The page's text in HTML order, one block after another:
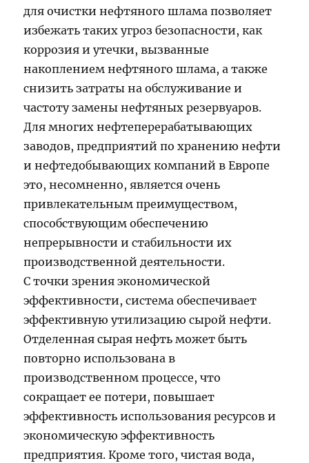
для очистки нефтяного шлама позволяет
избежать таких угроз безопасности, как
коррозия и утечки, вызванные
накоплением нефтяного шлама, а также
снизить затраты на обслуживание и
частоту замены нефтяных резервуаров.
Для многих нефтеперерабатывающих
заводов, предприятий по хранению нефти
и нефтедобывающих компаний в Европе
это, несомненно, является очень
привлекательным преимуществом,
способствующим обеспечению
непрерывности и стабильности их
производственной деятельности.
С точки зрения экономической
эффективности, система обеспечивает
эффективную утилизацию сырой нефти.
Отделенная сырая нефть может быть
повторно использована в
производственном процессе, что
сокращает ее потери, повышает
эффективность использования ресурсов и
экономическую эффективность
предприятия. Кроме того, чистая вода,